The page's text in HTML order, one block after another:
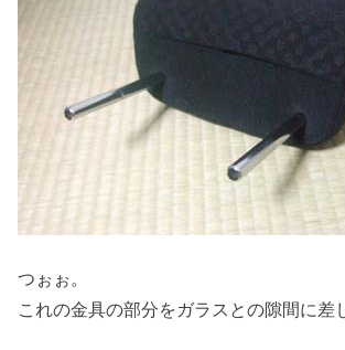
つぉぉ。
これの金具の部分をガラスとの隙間に差